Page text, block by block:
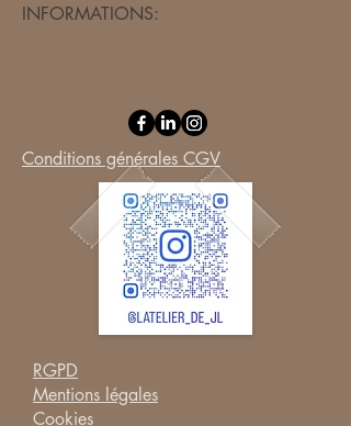
INFORMATIONS:​
Conditions générales CGV
RGPD
Mentions légales
Cookies